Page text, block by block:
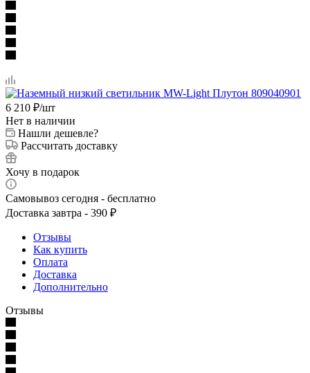
6 210 ₽/шт
Нет в наличии
Нашли дешевле?
Рассчитать доставку
Хочу в подарок
Самовывоз сегодня - бесплатно
Доставка завтра - 390 ₽
Отзывы
Как купить
Оплата
Доставка
Дополнительно
Отзывы